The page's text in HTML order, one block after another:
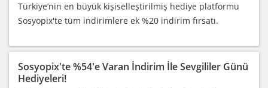
Türkiye’nin en büyük kişiselleştirilmiş hediye platformu
Sosyopix'te tüm indirimlere ek %20 indirim fırsatı.
Sosyopix'te %54'e Varan İndirim İle Sevgililer Günü
Hediyeleri!